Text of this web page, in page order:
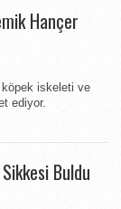
Hançer
köpek iskeleti ve
ediyor.
Buldu